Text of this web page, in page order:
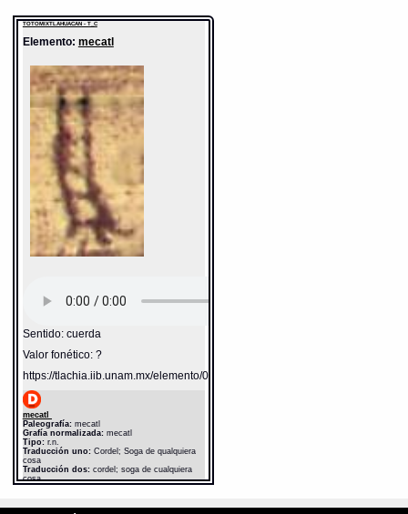
TOTOMIXTLAHUACAN - T_C
Elemento: mecatl
Sentido: cuerda
Valor fonético: ?
https://tlachia.iib.unam.mx/elemento/05.11.03
mecatl
Paleografía:mecatl
Grafía normalizada:mecatl
Tipo:r.n.
Traducción uno:Cordel; Soga de qualquiera
cosa
Traducción dos:cordel; soga de cualquiera
cosa
Diccionario:Bnf_362
Notas:Esp: qua--